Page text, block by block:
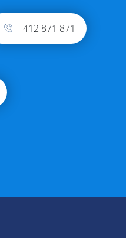
412 871 871